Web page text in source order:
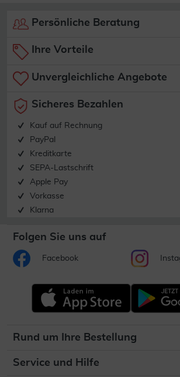
Persönliche Beratung
Ihre Vorteile
Unvergleichliche Angebote
Sicheres Bezahlen
Kauf auf Rechnung
PayPal
Kreditkarte
SEPA-Lastschrift
Apple Pay
Vorkasse
Klarna
Folgen Sie uns auf
Facebook
Rund um Ihre Bestellung
Service und Hilfe